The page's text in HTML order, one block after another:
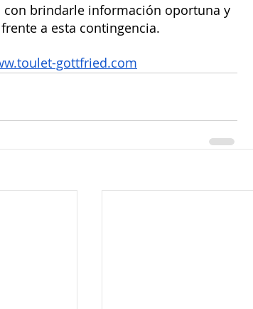
brindarle información oportuna y
a esta contingencia.
gottfried.com